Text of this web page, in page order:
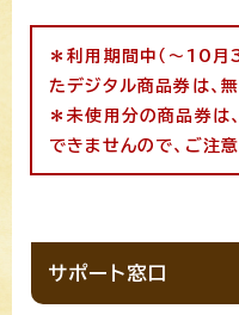
＊利用期間中（～10月
たデジタル商品券は、無
＊未使用分の商品券は
できませんので、ご注意
サポート窓口